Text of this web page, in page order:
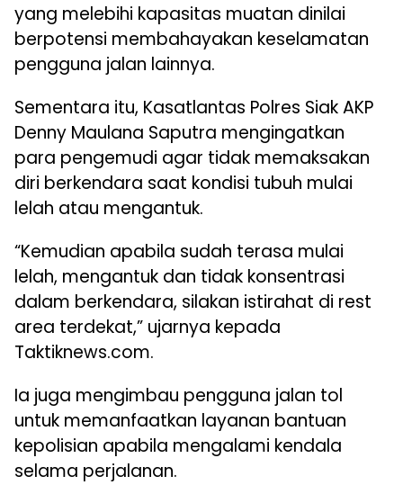
yang melebihi kapasitas muatan dinilai
berpotensi membahayakan keselamatan
pengguna jalan lainnya.
Sementara itu, Kasatlantas Polres Siak AKP
Denny Maulana Saputra mengingatkan
para pengemudi agar tidak memaksakan
diri berkendara saat kondisi tubuh mulai
lelah atau mengantuk.
“Kemudian apabila sudah terasa mulai
lelah, mengantuk dan tidak konsentrasi
dalam berkendara, silakan istirahat di rest
area terdekat,” ujarnya kepada
Taktiknews.com.
Ia juga mengimbau pengguna jalan tol
untuk memanfaatkan layanan bantuan
kepolisian apabila mengalami kendala
selama perjalanan.